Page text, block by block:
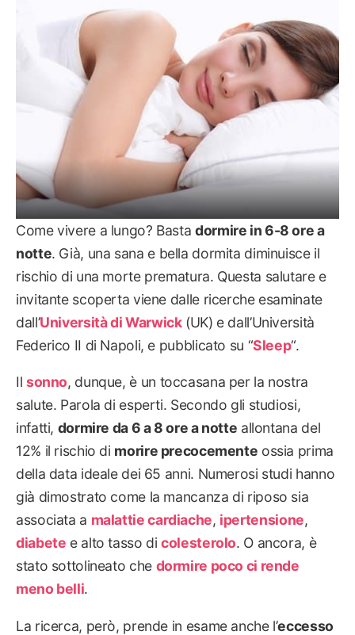
Come vivere a lungo? Bastadormire in 6-8 ore a
notte. Già, una sana e bella dormita diminuisce il
rischio di una morte prematura. Questa salutare e
invitante scoperta viene dalle ricerche esaminate
dall’Università di Warwick(UK) e dall’Università
Federico II di Napoli, e pubblicato su “Sleep“.
Il sonno, dunque, è un toccasana per la nostra
salute. Parola di esperti. Secondo gli studiosi,
infatti, dormire da 6 a 8 ore a notte allontana del
12% il rischio di morire precocemente ossia prima
della data ideale dei 65 anni. Numerosi studi hanno
già dimostrato come la mancanza di riposo sia
associata a malattie cardiache, ipertensione,
diabete e alto tasso dicolesterolo. O ancora, è
stato sottolineato che dormire poco ci rende
meno belli.
La ricerca, però, prende in esame anche l’eccesso